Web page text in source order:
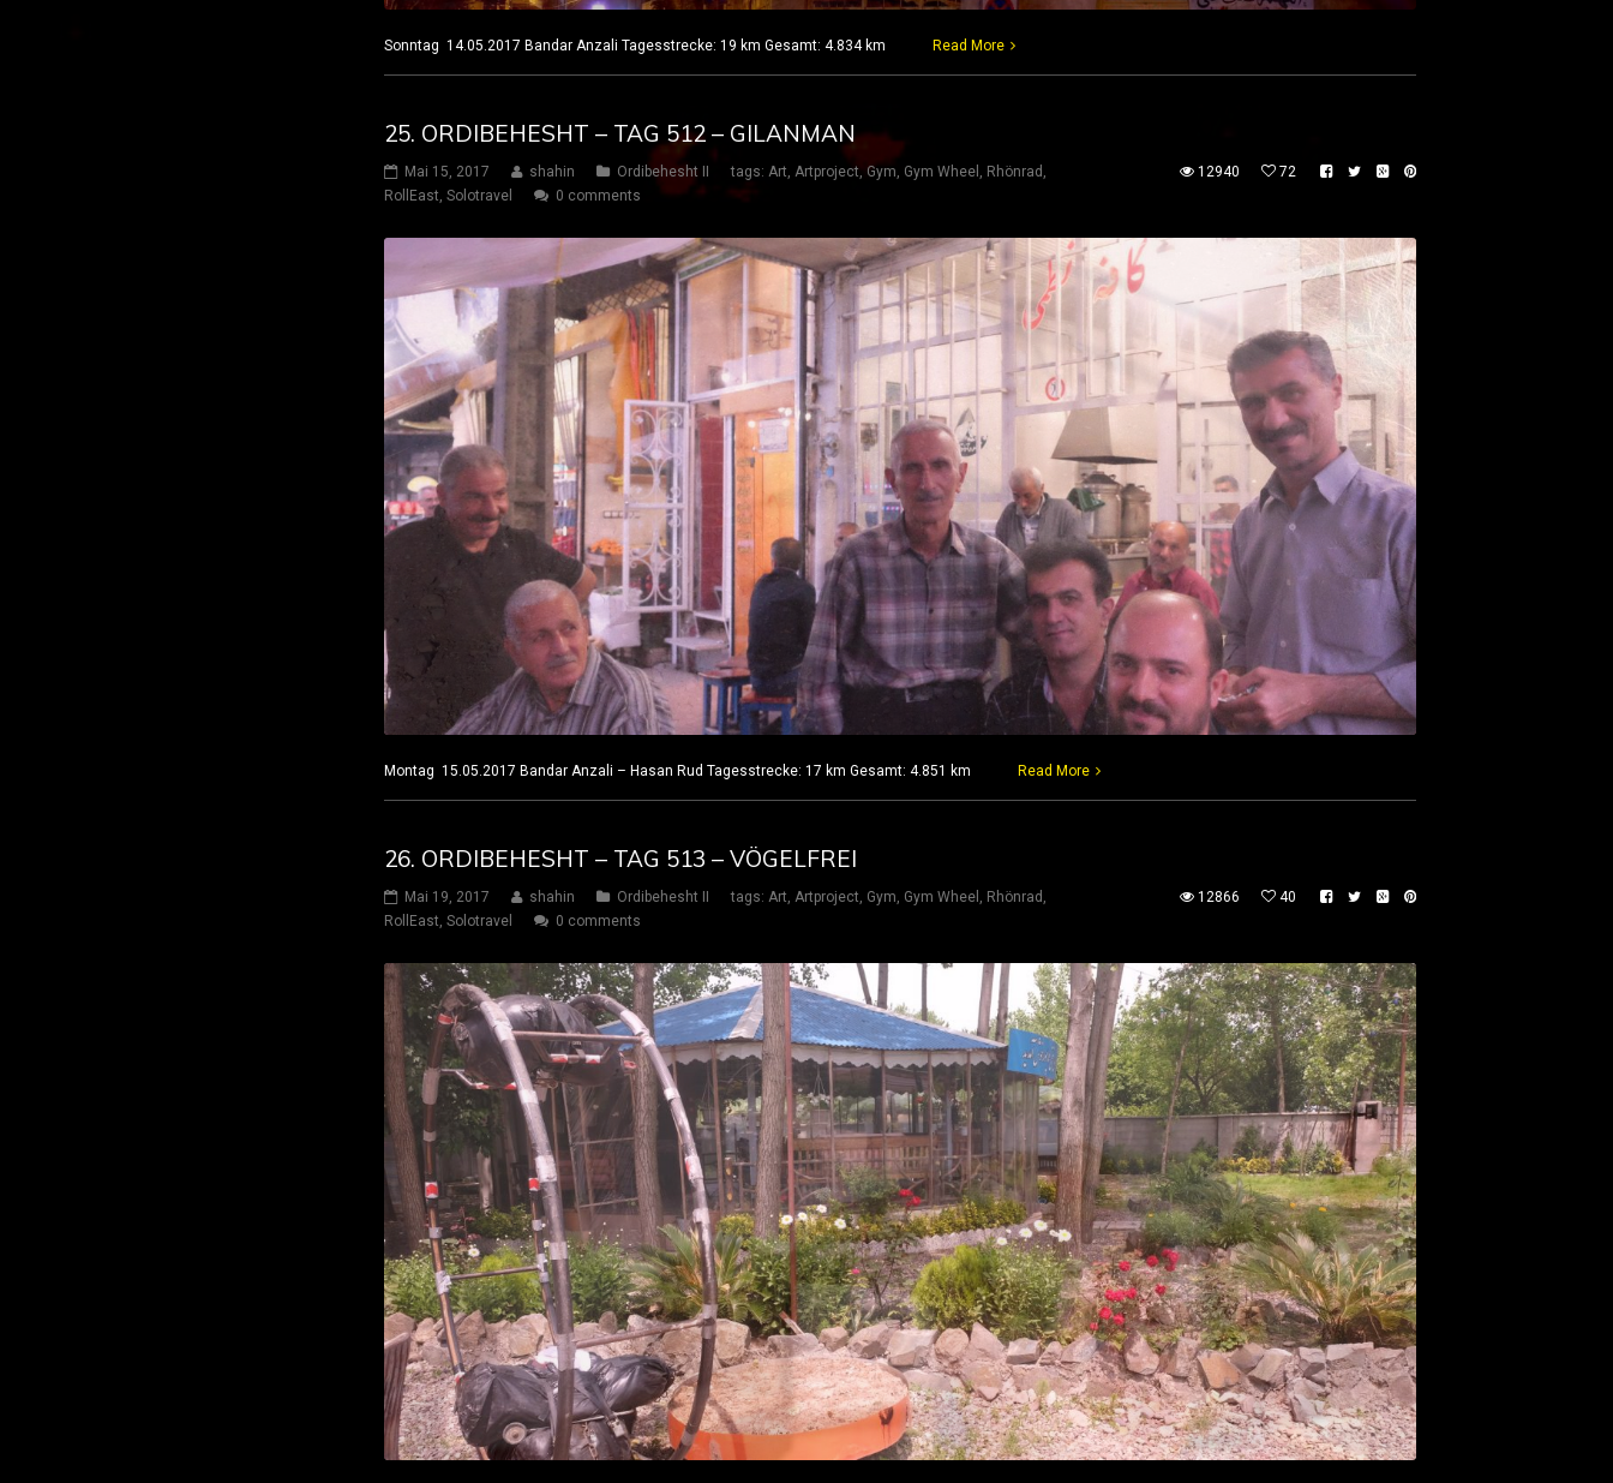
Sonntag 14.05.2017 Bandar Anzali Tagesstrecke: 19 km Gesamt: 4.834 km Read More
25. ORDIBEHESHT – TAG 512 – GILANMAN
Mai 15, 2017 shahin Ordibehesht II tags: Art, Artproject, Gym, Gym Wheel , Rhönrad ,
RollEast, Solotravel 0 comments
12940 72
Montag 15.05.2017 Bandar Anzali – Hasan Rud Tagesstrecke: 17 km Gesamt: 4.851 km Read More
26. ORDIBEHESHT – TAG 513 – VÖGELFREI
Mai 19, 2017 shahin Ordibehesht II tags: Art, Artproject, Gym, Gym Wheel , Rhönrad ,
RollEast, Solotravel 0 comments
12866 40